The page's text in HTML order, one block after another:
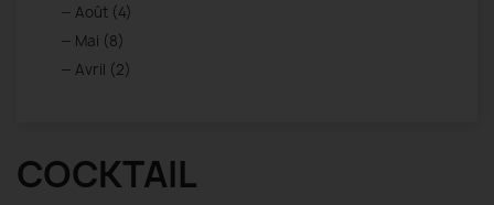
Août (4)
Mai (8)
Avril (2)
COCKTAIL